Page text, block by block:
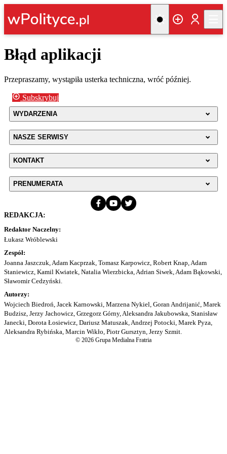
Błąd aplikacji
Przepraszamy, wystąpiła usterka techniczna, wróć później.
Subskrybuj
WYDARZENIA
NASZE SERWISY
KONTAKT
PRENUMERATA
REDAKCJA:
Redaktor Naczelny:
Łukasz Wróblewski
Zespół:
Joanna Jaszczuk, Adam Kacprzak, Tomasz Karpowicz, Robert Knap, Adam
Staniewicz, Kamil Kwiatek, Natalia Wierzbicka, Adrian Siwek, Adam Bąkowski,
Sławomir Cedzyński.
Autorzy:
Wojciech Biedroń, Jacek Karnowski, Marzena Nykiel, Goran Andrijanić, Marek
Budzisz, Jerzy Jachowicz, Grzegorz Górny, Aleksandra Jakubowska, Stanisław
Janecki, Dorota Łosiewicz, Dariusz Matuszak, Andrzej Potocki, Marek Pyza,
Aleksandra Rybińska, Marcin Wikło, Piotr Gursztyn, Jerzy Szmit.
© 2026 Grupa Medialna Fratria